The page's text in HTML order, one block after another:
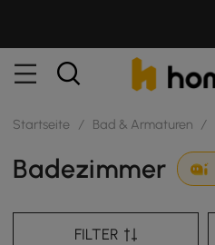
Startseite / Bad & Armaturen /
Badezimmer
FILTER